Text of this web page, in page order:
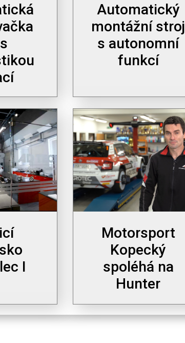
Automatický
montážní stroj
s autonomní
funkcí
I
Motorsport
Kopecký
spoléhá na
Hunter